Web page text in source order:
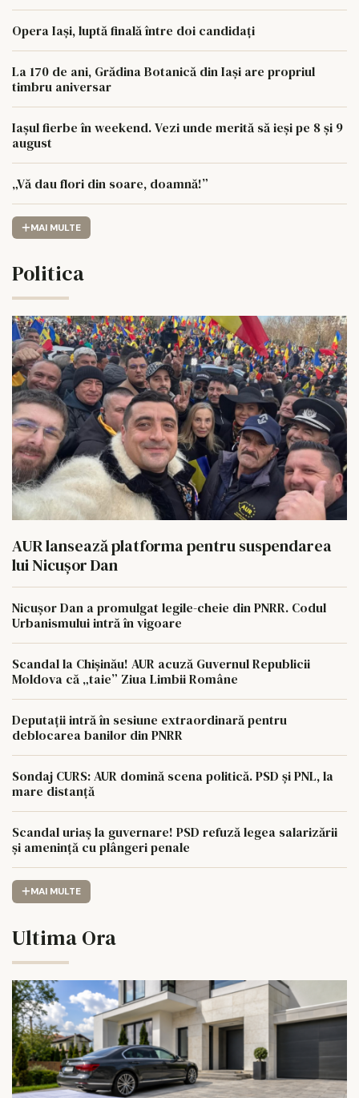
Opera Iași, luptă finală între doi candidați
La 170 de ani, Grădina Botanică din Iași are propriul
timbru aniversar
Iașul fierbe în weekend. Vezi unde merită să ieși pe 8 și 9
august
„Vă dau flori din soare, doamnă!”
MAI MULTE
Politica
AUR lansează platforma pentru suspendarea
lui Nicușor Dan
Nicușor Dan a promulgat legile-cheie din PNRR. Codul
Urbanismului intră în vigoare
Scandal la Chișinău! AUR acuză Guvernul Republicii
Moldova că „taie” Ziua Limbii Române
Deputații intră în sesiune extraordinară pentru
deblocarea banilor din PNRR
Sondaj CURS: AUR domină scena politică. PSD și PNL, la
mare distanță
Scandal uriaș la guvernare! PSD refuză legea salarizării
și amenință cu plângeri penale
MAI MULTE
Ultima Ora